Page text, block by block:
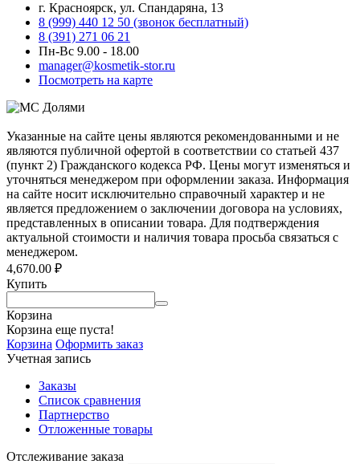
г. Красноярск, ул. Спандаряна, 13
8 (999) 440 12 50 (звонок бесплатный)
8 (391) 271 06 21
Пн-Вс 9.00 - 18.00
manager@kosmetik-stor.ru
Посмотреть на карте
Указанные на сайте цены являются рекомендованными и не
являются публичной офертой в соответствии со статьей 437
(пункт 2) Гражданского кодекса РФ. Цены могут изменяться и
уточняться менеджером при оформлении заказа. Информация
на сайте носит исключительно справочный характер и не
является предложением о заключении договора на условиях,
представленных в описании товара. Для подтверждения
актуальной стоимости и наличия товара просьба связаться с
менеджером.
4,670.00 ₽
Купить
Корзина
Корзина еще пуста!
Корзина Оформить заказ
Учетная запись
Заказы
Список сравнения
Партнерство
Отложенные товары
Отслеживание заказа